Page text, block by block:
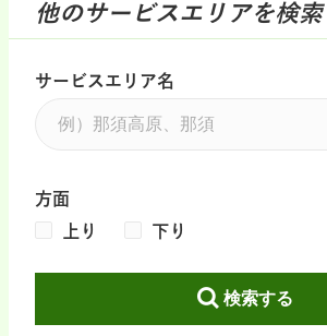
他のサービスエリアを検索
サービスエリア名
方面
上り
下り
検索する